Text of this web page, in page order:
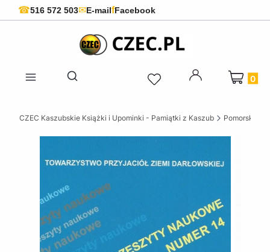
☎516 572 503✉E-mailfFacebook
Otwórz wyszukiwarkę
Produkty
CZEC Kaszubskie Książki i Upominki - Pamiątki z Kaszub Pomorskie